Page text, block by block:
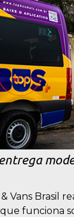
Vans Brasil
funciona